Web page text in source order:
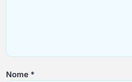
Nome *